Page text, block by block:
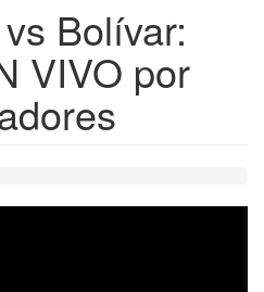
Bolívar:
VIVO por